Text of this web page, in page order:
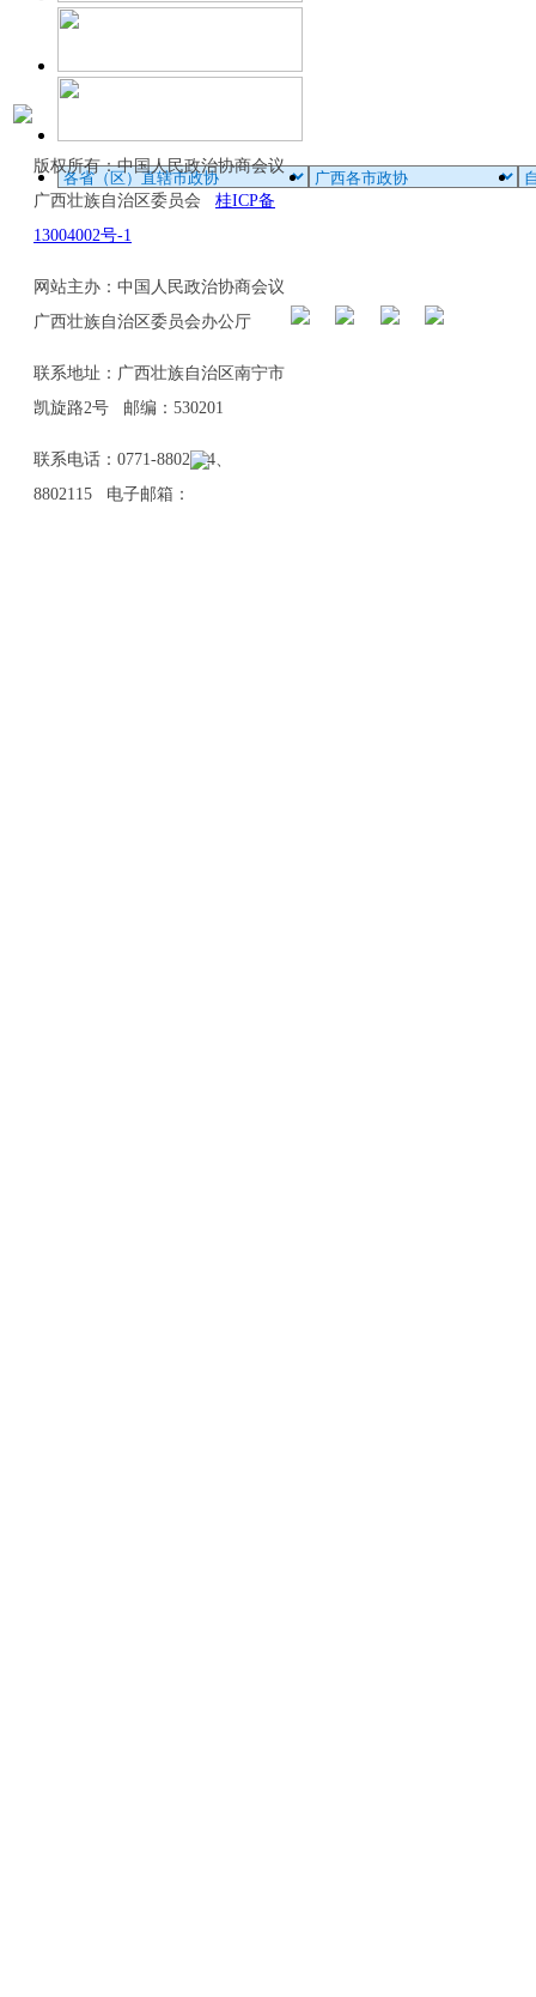
版权所有：中国人民政治协商会议
广西壮族自治区委员会 桂ICP备
13004002号-1
网站主办：中国人民政治协商会议
广西壮族自治区委员会办公厅
联系地址：广西壮族自治区南宁市
凯旋路2号 邮编：530201
联系电话：0771-8802114、
8802115 电子邮箱：